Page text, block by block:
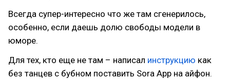
Всегда супер-интересно что же там сгенерилось,
особенно, если даешь долю свободы модели в
юморе.
Для тех, кто еще не там – написал инструкцию как
без танцев с бубном поставить Sora App на айфон.